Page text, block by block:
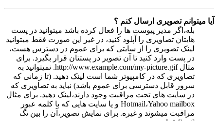
آیا میتوانم تصویری ارسال کنم ؟
بله،اگر مدیر پیوست ها را فعال کرده باشد میتوانید در پست
هایتان تصاویری را آپلود کنید، در غیر این صورت فقط میتوانید
لینک تصویری را از سایتی که برای عموم در دسترس هست،
در پست وارد کنید تا آن تصویر در پستتان قرار بگیرد. برای
مثال http://www.example.com/my-picture.gif. نمیتوانید به
تصاویری که در کامپیوتر شما است لینک دهید. (تا زمانی که
سرور قابل دسترسی برای عموم باشد) نباید به تصاویری که
در سایت های تحت مراقبت وجود دارند،لینک دهید. برای مثال
Hotmail،Yahoo mailbox و یا سایت هایی که با کلمه عبور
مراقبت میشوند و غیره. برای نمایش تصویر،آن را بین تگ